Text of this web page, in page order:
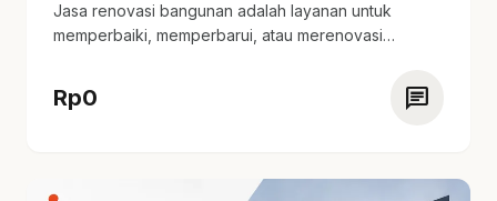
Jasa renovasi bangunan adalah layanan untuk
memperbaiki, memperbarui, atau merenovasi
Rp0 chat